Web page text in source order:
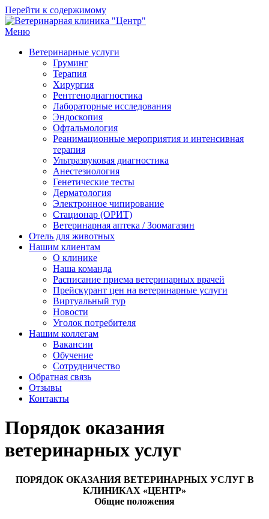
Перейти к содержимому
Меню
Ветеринарные услуги
Груминг
Терапия
Хирургия
Рентгенодиагностика
Лабораторные исследования
Эндоскопия
Офтальмология
Реанимационные мероприятия и интенсивная
терапия
Ультразвуковая диагностика
Анестезиология
Генетические тесты
Дерматология
Электронное чипирование
Стационар (ОРИТ)
Ветеринарная аптека / Зоомагазин
Отель для животных
Нашим клиентам
О клинике
Наша команда
Расписание приема ветеринарных врачей
Прейскурант цен на ветеринарные услуги
Виртуальный тур
Новости
Уголок потребителя
Нашим коллегам
Вакансии
Обучение
Сотрудничество
Обратная связь
Отзывы
Контакты
Порядок оказания
ветеринарных услуг
ПОРЯДОК ОКАЗАНИЯ ВЕТЕРИНАРНЫХ УСЛУГ В
КЛИНИКАХ «ЦЕНТР»
Общие положения